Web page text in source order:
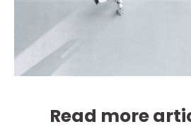
Read more